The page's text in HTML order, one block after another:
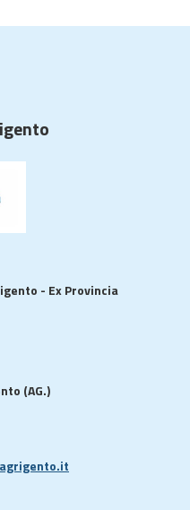
- Ex Provincia
(AG.)